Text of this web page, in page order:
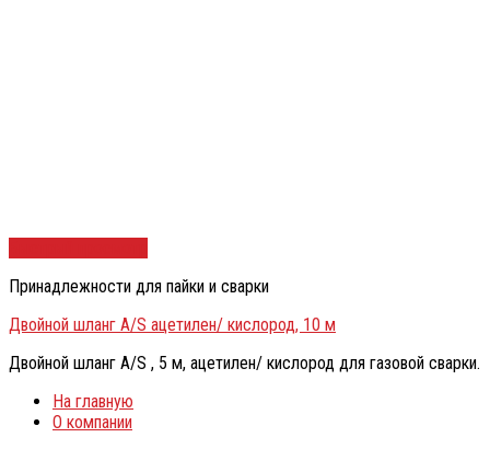
Принадлежности для пайки и сварки
Двойной шланг A/S ацетилен/ кислород, 10 м
Двойной шланг A/S , 5 м, ацетилен/ кислород для газовой сварки.
На главную
О компании